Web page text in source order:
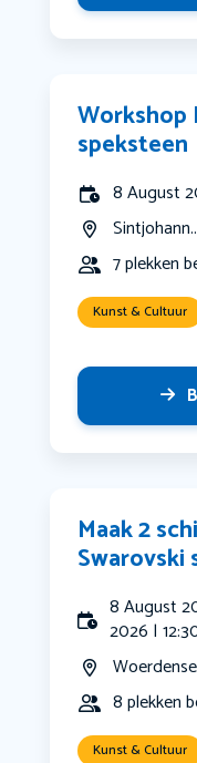
Workshop
speksteen
8 August
7 plekken
Kunst & Cultuur
Maak 2
Swarovski
8 August
2026 |
8 plekken
Kunst & Cultuur